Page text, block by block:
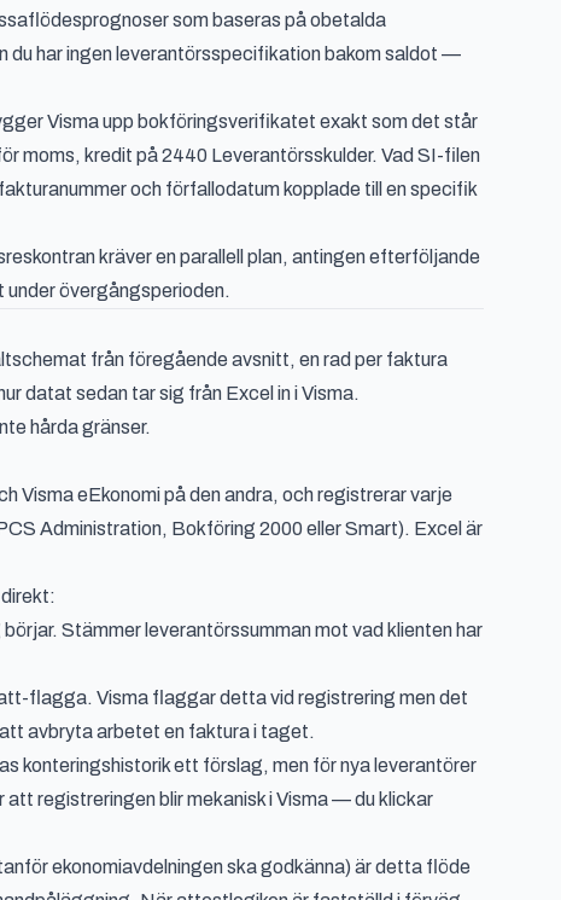
som baseras på obetalda
du har ingen leverantörsspecifikation bakom saldot —
Visma upp bokföringsverifikatet exakt som det står
moms, kredit på 2440 Leverantörsskulder. Vad SI-filen
och förfallodatum kopplade till en specifik
kräver en parallell plan, antingen efterföljande
övergångsperioden.
från föregående avsnitt, en rad per faktura
datat sedan tar sig från Excel in i Visma.
hårda gränser.
Visma eEkonomi på den andra, och registrerar varje
Administration, Bokföring 2000 eller Smart). Excel är
Stämmer leverantörssumman mot vad klienten har
flagga. Visma flaggar detta vid registrering men det
avbryta arbetet en faktura i taget.
konteringshistorik ett förslag, men för nya leverantörer
registreringen blir mekanisk i Visma — du klickar
ekonomiavdelningen ska godkänna) är detta flöde